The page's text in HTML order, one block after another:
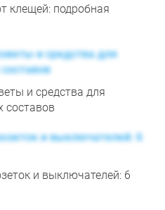
клещей: подробная
и средства для
составов
и выключателей: 6